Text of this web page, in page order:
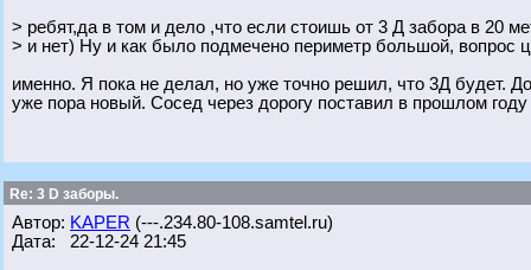
> ребят,да в том и дело ,что если стоишь от 3 Д забора в 20
> и нет) Ну и как было подмечено периметр большой, вопрос
именно. Я пока не делал, но уже точно решил, что 3Д будет.
уже пора новый. Сосед через дорогу поставил в прошлом
Re: 3 D заборы.
Автор: KAPER (---.234.80-108.samtel.ru)
Дата: 22-12-24 21:45